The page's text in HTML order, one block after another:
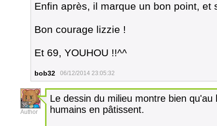
Enfin après, il marque un bon point, et
Bon courage lizzie !
Et 69, YOUHOU !!^^
bob32 06/12/2014 23:05:32
35
Author
Le dessin du milieu montre bien
humains en pâtissent.